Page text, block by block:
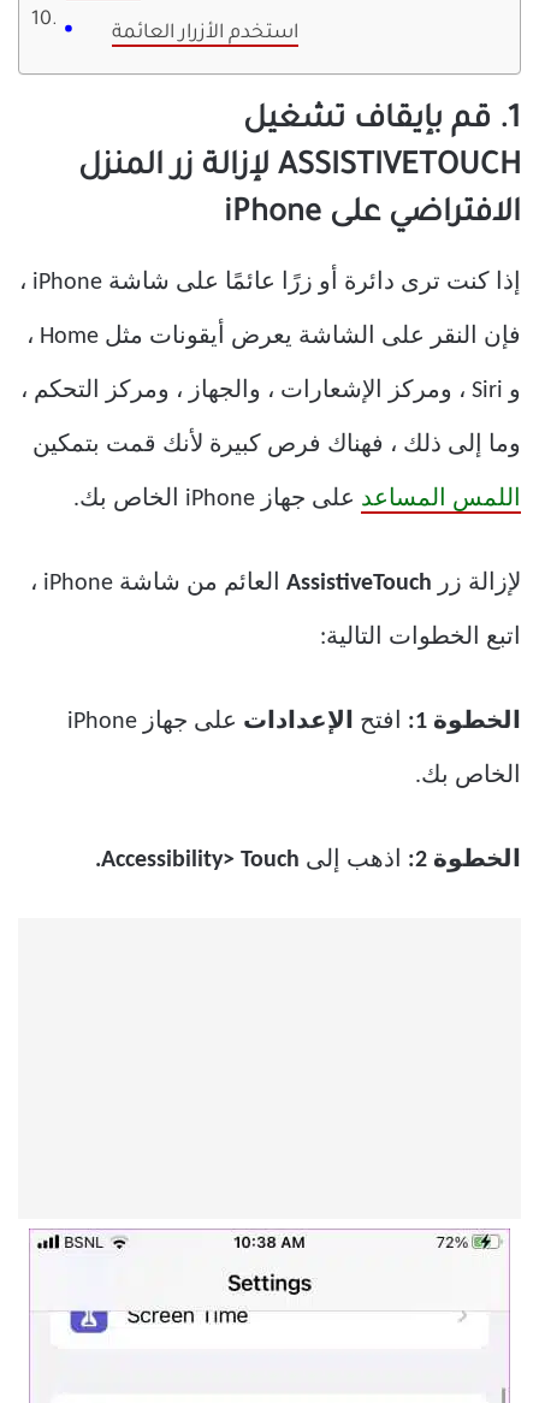
استخدم الأزرار العائمة
1. قم بإيقاف تشغيل
ASSISTIVETOUCH لإزالة زر المنزل
الافتراضي على iPhone
إذا كنت ترى دائرة أو زرًا عائمًا على شاشة iPhone ،
فإن النقر على الشاشة يعرض أيقونات مثل Home ،
و Siri ، ومركز الإشعارات ، والجهاز ، ومركز التحكم ،
وما إلى ذلك ، فهناك فرص كبيرة لأنك قمت بتمكين
اللمس المساعد على جهاز iPhone الخاص بك.
لإزالة زر AssistiveTouch العائم من شاشة iPhone ،
اتبع الخطوات التالية:
الخطوة 1: افتح الإعدادات على جهاز iPhone
الخاص بك.
الخطوة 2: اذهب إلى